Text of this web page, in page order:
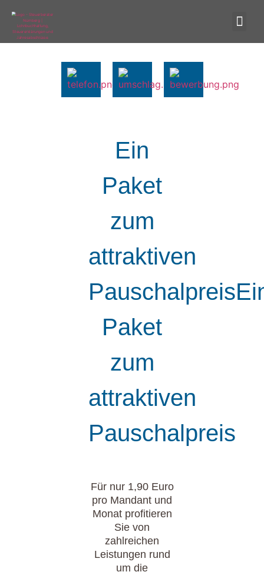
Ein
Paket
zum
attraktiven
Paket
zum
attraktiven
Pauschalpreis
Für nur 1,90 Euro
pro Mandant und
Monat profitieren
Sie von
zahlreichen
Leistungen rund
um die